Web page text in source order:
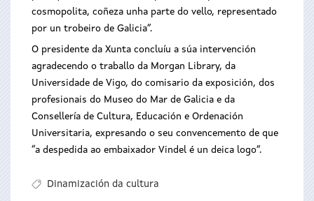
cosmopolita, coñeza unha parte do vello, representado
por un trobeiro de Galicia”.
O presidente da Xunta concluíu a súa intervención
agradecendo o traballo da Morgan Library, da
Universidade de Vigo, do comisario da exposición, dos
profesionais do Museo do Mar de Galicia e da
Consellería de Cultura, Educación e Ordenación
Universitaria, expresando o seu convencemento de que
“a despedida ao embaixador Vindel é un deica logo”.
Dinamización da cultura